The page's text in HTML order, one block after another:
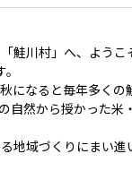
鮭川村」へ、ようこ
になると毎年多くの
自然から授かった米
地域づくりにまい進